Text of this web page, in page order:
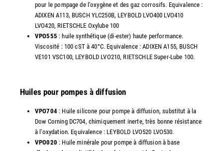
pour le pompage de l'oxygène et des gaz corrosifs. Equivalence :
ADIXEN A113, BUSCH YLC250B, LEYBOLD LVO400 LVO410
LVO420, RIETSCHLE Oxylube 100
VPO555 : huile synthétique (di-ester) haute performance.
Viscosité : 100 cST à 40°C. Equivalence : ADIXEN A155, BUSCH
VE101 VSC100, LEYBOLD LVO210, RIETSCHLE Super-Lube 100.
Huiles pour pompes à diffusion
VPO704: Huile silicone pour pompe à diffusion, substitut à la
Dow Corning DC704, chimiquement inerte, très bonne résistance
à l'oxydation. Equivalence : LEYBOLD LVO520 LVO530.
VPO020 : Huile minérale pour pompe à diffusion à base